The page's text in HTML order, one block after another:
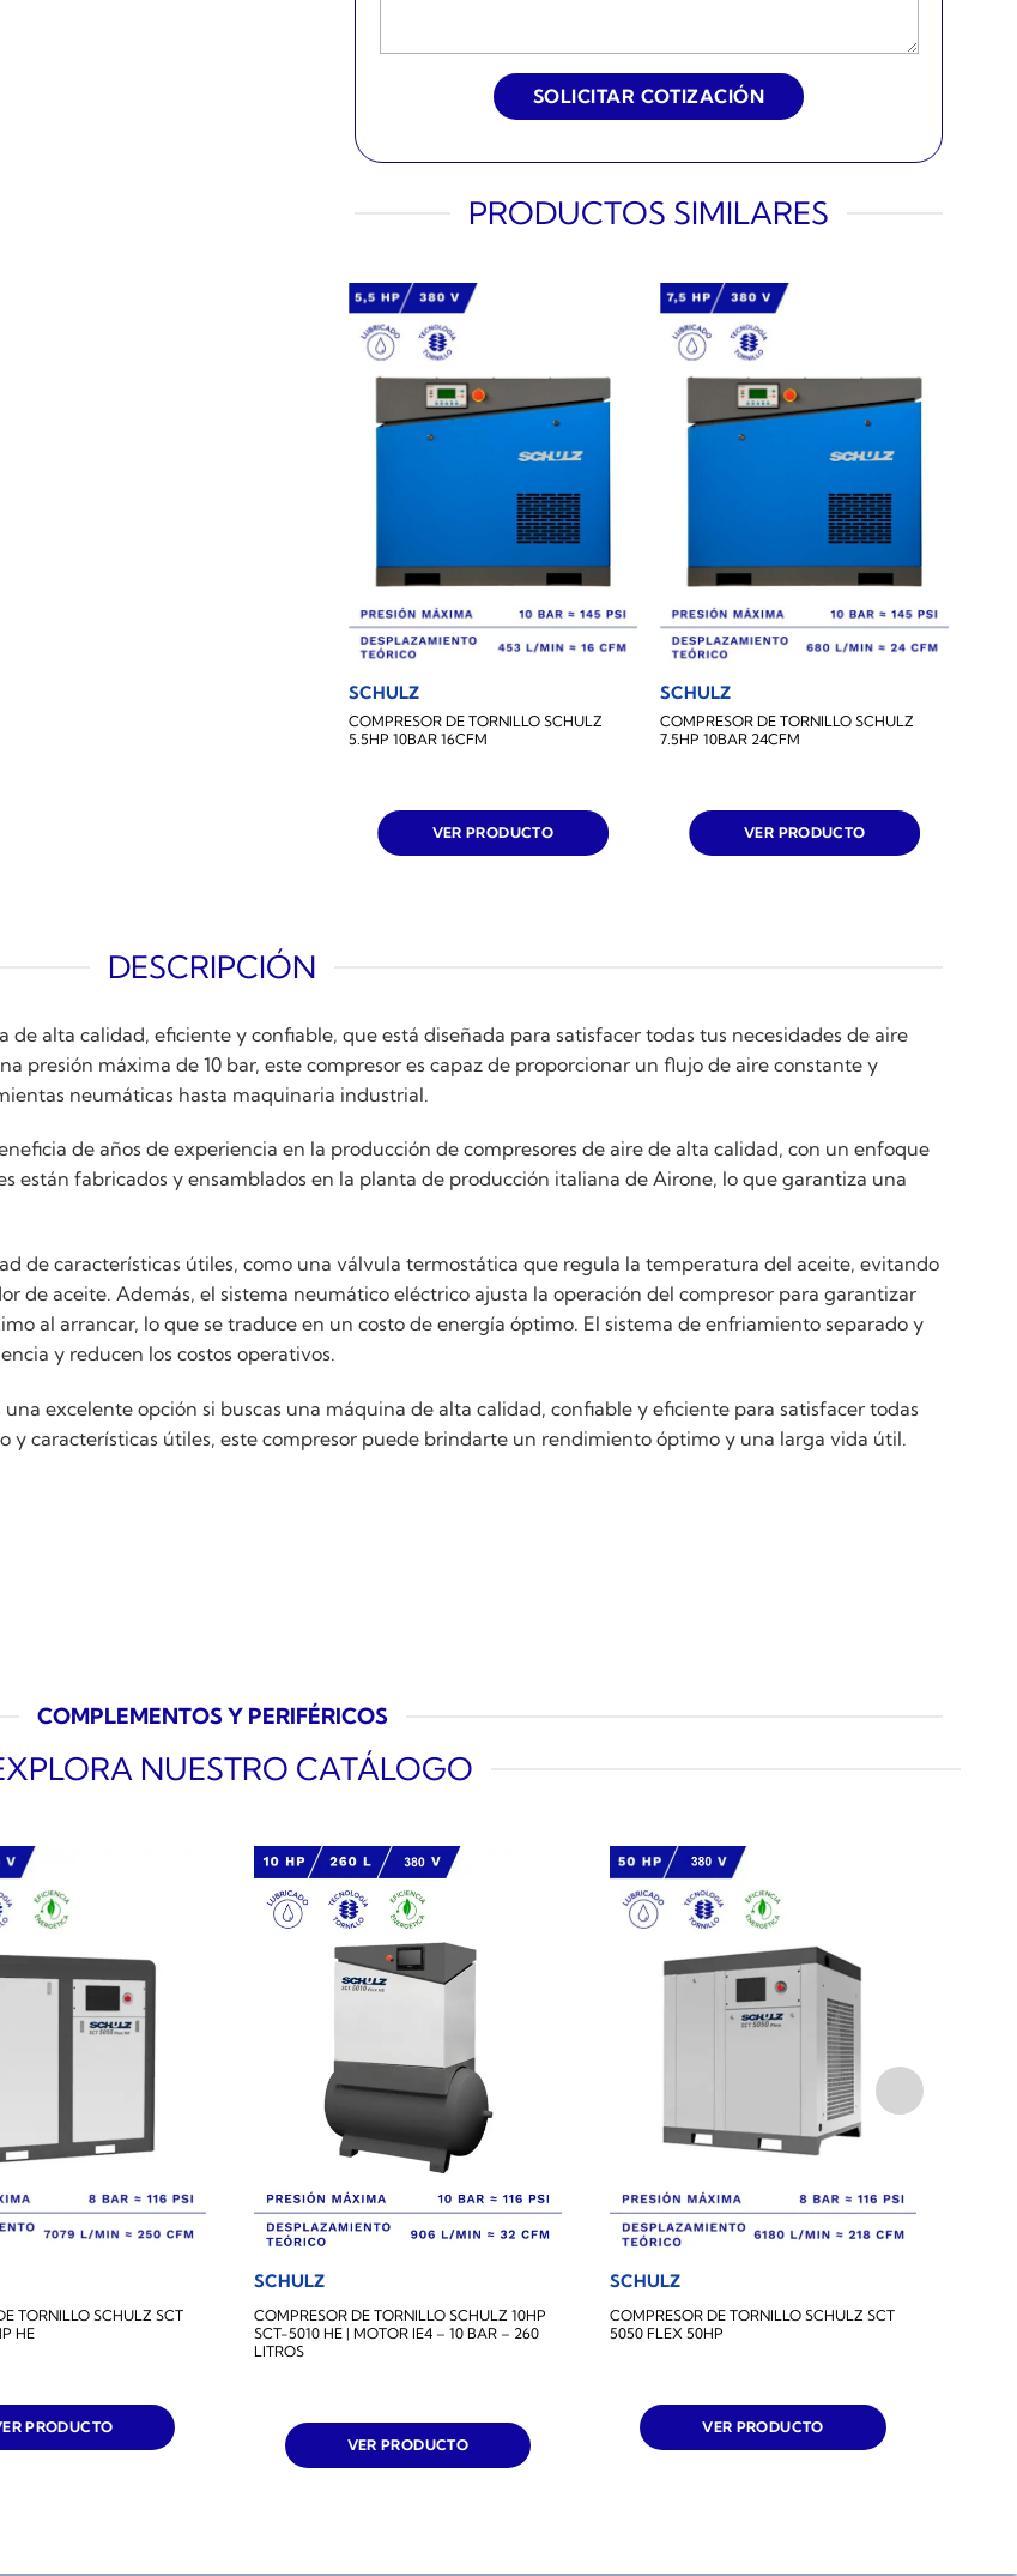
PRODUCTOS SIMILARES
SCHULZ
COMPRESOR DE TORNILLO SCHULZ
5.5HP 10BAR 16CFM
VER PRODUCTO
SCHULZ
COMPRESOR DE TORNILLO SCHULZ
7.5HP 10BAR 24CFM
VER PRODUCTO
DESCRIPCIÓN
de alta calidad, eficiente y confiable, que está diseñada para satisfacer todas tus necesidades de aire
presión máxima de 10 bar, este compresor es capaz de proporcionar un flujo de aire constante y
neumáticas hasta maquinaria industrial.
de años de experiencia en la producción de compresores de aire de alta calidad, con un enfoque
están fabricados y ensamblados en la planta de producción italiana de Airone, lo que garantiza una
de características útiles, como una válvula termostática que regula la temperatura del aceite, evitando
de aceite. Además, el sistema neumático eléctrico ajusta la operación del compresor para garantizar
al arrancar, lo que se traduce en un costo de energía óptimo. El sistema de enfriamiento separado y
y reducen los costos operativos.
excelente opción si buscas una máquina de alta calidad, confiable y eficiente para satisfacer todas
y características útiles, este compresor puede brindarte un rendimiento óptimo y una larga vida útil.
COMPLEMENTOS Y PERIFÉRICOS
NUESTRO CATÁLOGO
TORNILLO SCHULZ SCT
HE
PRODUCTO
SCHULZ
COMPRESOR DE TORNILLO SCHULZ 10HP
SCT-5010 HE | MOTOR IE4 – 10 BAR – 260
LITROS
VER PRODUCTO
SCHULZ
COMPRESOR DE TORNILLO SCHULZ SCT
5050 FLEX 50HP
VER PRODUCTO